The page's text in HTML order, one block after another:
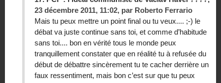
23 décembre 2011, 11:02, par Roberto Ferrario
Mais tu peux mettre un point final ou tu veux.... ;-) le
débat va juste continue sans toi, et comme d’habitude
sans toi.... bon en vérité tous le monde peux
tranquillement constater que en réalité tu à refusée du
début de débattre sincèrement tu te cacher derrière un
faux ressentiment, mais bon c’est sur que tu peux